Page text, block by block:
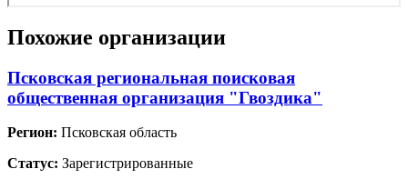
Похожие организации
Псковская региональная поисковая
общественная организация "Гвоздика"
Регион: Псковская область
Статус: Зарегистрированные